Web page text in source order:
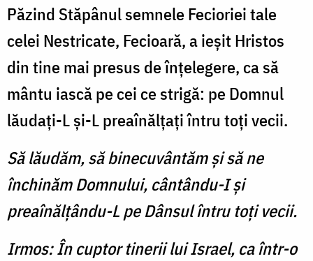
Păzind Stăpânul semnele Fecioriei tale
celei Nestricate, Fecioară, a ieşit Hristos
din tine mai presus de înţelegere, ca să
mântu iască pe cei ce strigă: pe Domnul
lăudaţi-L şi-L preaînălţaţi întru toţi vecii.
Să lăudăm, să binecuvântăm şi să ne
închinăm Domnului, cântându-I şi
preaînălţându-L pe Dânsul întru toţi vecii.
Irmos: În cuptor tinerii lui Israel, ca într-o